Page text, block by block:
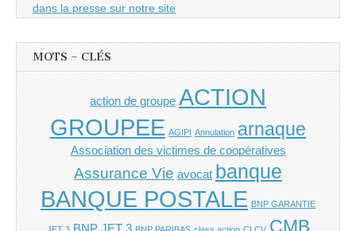
dans la presse sur notre site
MOTS – CLÉS
action de groupe ACTION
GROUPEE AGIPI Annulation arnaque
Association des victimes de coopératives
Assurance Vie avocat banque
BANQUE POSTALE BNP GARANTIE
CMB